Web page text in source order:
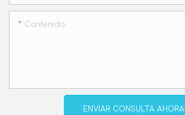
Contenido
ENVIAR CONSULTA AHORA